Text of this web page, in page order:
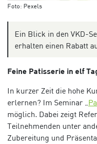
Foto: Pexels
Ein Blick in den VKD-
erhalten einen Rabatt
Feine Patisserie in elf
In kurzer Zeit die hohe
erlernen? Im Seminar „
möglich. Dabei zeigt
Teilnehmenden unter
Zubereitung und